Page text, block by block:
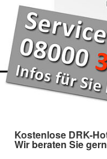
Kostenlose DRK-
Wir beraten Sie